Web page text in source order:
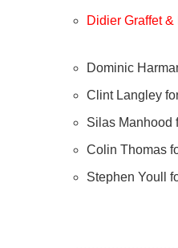
Didier Graffet
Dominic
Clint Langley
Silas Manhood
Colin Thomas
Stephen Youll